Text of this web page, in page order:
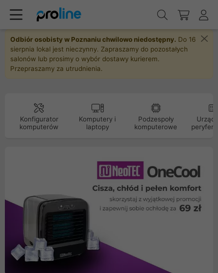
Odbiór osobisty w Poznaniu chwilowo niedostępny. Do 16
sierpnia lokal jest nieczynny. Zapraszamy do pozostałych
salonów lub prosimy o wybór dostawy kurierem.
Przepraszamy za utrudnienia.
Konfigurator
komputerów
Komputery i
laptopy
Podzespoły
komputerowe